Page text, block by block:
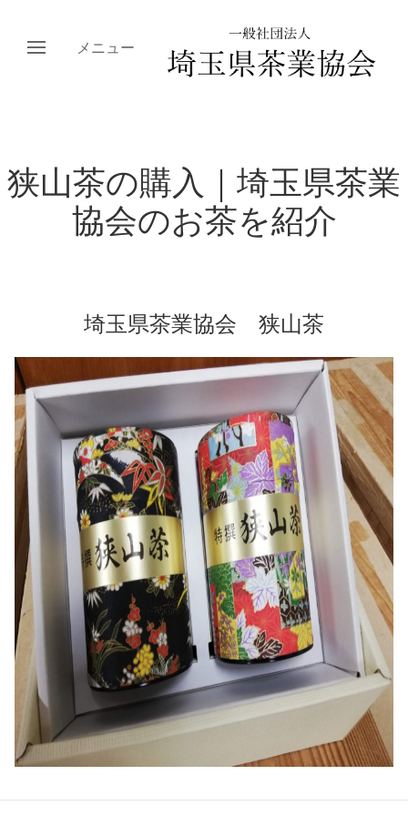
メニュー
狭山茶の購入｜埼玉県茶業
協会のお茶を紹介
埼玉県茶業協会 狭山茶